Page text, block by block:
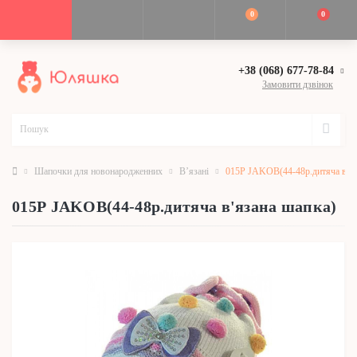
0 0
+38 (068) 677-78-84
Замовити дзвінок
Шапочки для новонародженних В’язані 015Р JAKOB(44-48р.дитяча
015Р JAKOB(44-48р.дитяча в'язана шапка)